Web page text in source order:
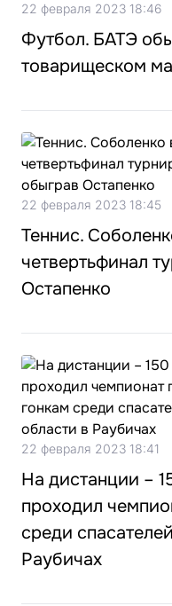
22 февраля 2023 18:46
Футбол. БАТЭ
товарищеском
22 февраля 2023 18:45
Теннис.
четвертьфинал
Остапенко
22 февраля 2023 18:41
На дистанции –
проходил
среди
Раубичах